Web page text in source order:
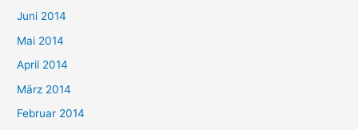
Juni 2014
Mai 2014
April 2014
März 2014
Februar 2014